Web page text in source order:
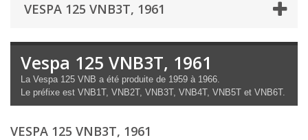
VESPA 125 VNB3T, 1961
Vespa 125 VNB3T, 1961
La Vespa 125 VNB a été produite de 1959 à 1966.
Le préfixe est VNB1T, VNB2T, VNB3T, VNB4T, VNB5T et VNB6T.
VESPA 125 VNB3T, 1961